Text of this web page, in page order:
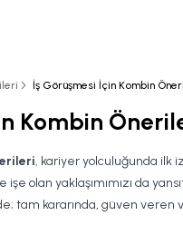
İş Görüşmesi İçin Kombin
Kombin
, kariyer yolculuğunda ilk
olan yaklaşımımızı da
tam kararında, güven